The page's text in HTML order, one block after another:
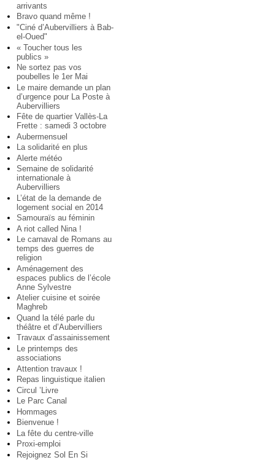
arrivants
Bravo quand même !
"Ciné d’Aubervilliers à Bab-
el-Oued"
« Toucher tous les
publics »
Ne sortez pas vos
poubelles le 1er Mai
Le maire demande un plan
d’urgence pour La Poste à
Aubervilliers
Fête de quartier Vallès-La
Frette : samedi 3 octobre
Aubermensuel
La solidarité en plus
Alerte météo
Semaine de solidarité
internationale à
Aubervilliers
L’état de la demande de
logement social en 2014
Samouraïs au féminin
A riot called Nina !
Le carnaval de Romans au
temps des guerres de
religion
Aménagement des
espaces publics de l’école
Anne Sylvestre
Atelier cuisine et soirée
Maghreb
Quand la télé parle du
théâtre et d’Aubervilliers
Travaux d’assainissement
Le printemps des
associations
Attention travaux !
Repas linguistique italien
Circul ’Livre
Le Parc Canal
Hommages
Bienvenue !
La fête du centre-ville
Proxi-emploi
Rejoignez Sol En Si